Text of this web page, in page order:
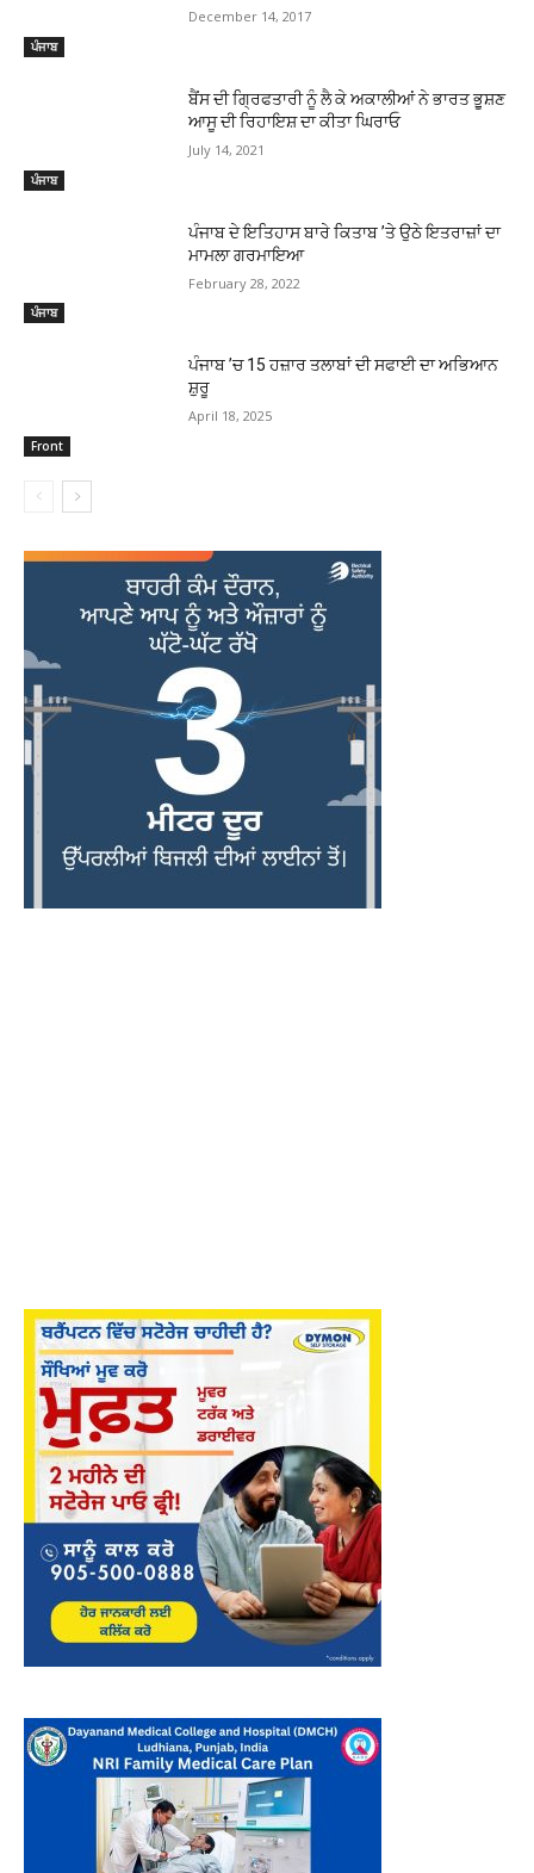
ਪੰਜਾਬ
December 14, 2017
ਪੰਜਾਬ
ਬੈਂਸ ਦੀ ਗਿ੍ਰਫਤਾਰੀ ਨੂੰ ਲੈ ਕੇ ਅਕਾਲੀਆਂ ਨੇ ਭਾਰਤ ਭੂੁਸ਼ਣ
ਆਸੂ ਦੀ ਰਿਹਾਇਸ਼ ਦਾ ਕੀਤਾ ਘਿਰਾਓ
July 14, 2021
ਪੰਜਾਬ
ਪੰਜਾਬ ਦੇ ਇਤਿਹਾਸ ਬਾਰੇ ਕਿਤਾਬ ’ਤੇ ਉਠੇ ਇਤਰਾਜ਼ਾਂ ਦਾ
ਮਾਮਲਾ ਗਰਮਾਇਆ
February 28, 2022
Front
ਪੰਜਾਬ ’ਚ 15 ਹਜ਼ਾਰ ਤਲਾਬਾਂ ਦੀ ਸਫਾਈ ਦਾ ਅਭਿਆਨ
ਸ਼ੁਰੂ
April 18, 2025